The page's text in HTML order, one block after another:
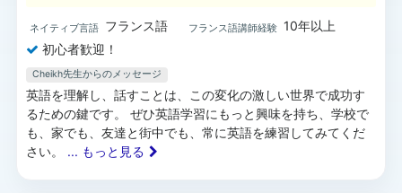
ネイティブ言語 フランス語 フランス語講師経験 10年以上
初心者歓迎！
Cheikh先生からのメッセージ
英語を理解し、話すことは、この変化の激しい世界で成功す
るための鍵です。 ぜひ英語学習にもっと興味を持ち、学校で
も、家でも、友達と街中でも、常に英語を練習してみてくだ
さい。 ... もっと見る